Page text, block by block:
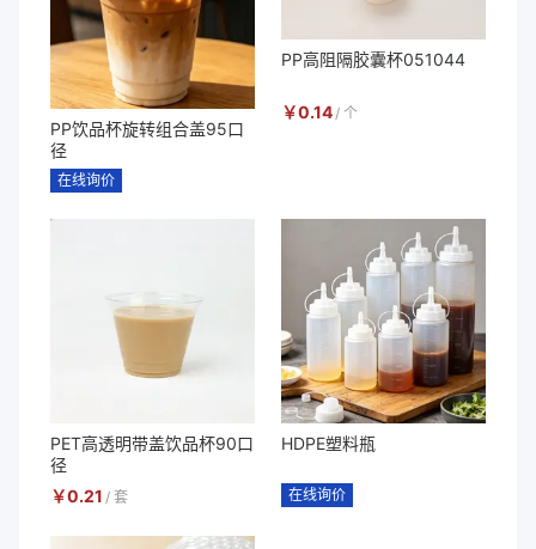
PP饮品杯旋转组合盖95口
径
在线询价
PP高阻隔胶囊杯051044
￥0.14/ 个
PET高透明带盖饮品杯90口
径
￥0.21 / 套
HDPE塑料瓶
在线询价